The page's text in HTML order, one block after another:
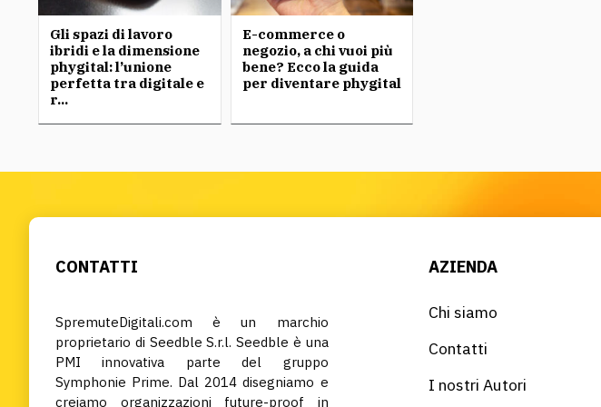
Gli spazi di lavoro
ibridi e la dimensione
phygital: l’unione
perfetta tra digitale e
r...
E-commerce o
negozio, a chi vuoi più
bene? Ecco la guida
per diventare phygital
CONTATTI
SpremuteDigitali.com è un marchio
proprietario di Seedble S.r.l. Seedble è una
PMI innovativa parte del gruppo
Symphonie Prime. Dal 2014 disegniamo e
creiamo organizzazioni future-proof in
AZIENDA
Chi siamo
Contatti
I nostri Autori